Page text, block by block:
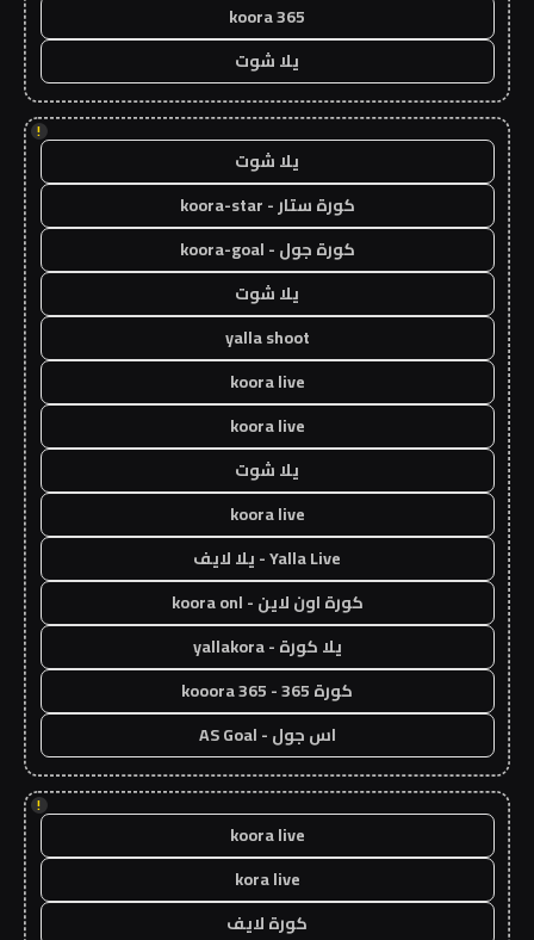
koora 365
يلا شوت
!
يلا شوت
كورة ستار - koora-star
كورة جول - koora-goal
يلا شوت
yalla shoot
koora live
koora live
يلا شوت
koora live
Yalla Live - يلا لايف
كورة اون لاين - koora onl
يلا كورة - yallakora
كورة 365 - kooora 365
اس جول - AS Goal
!
koora live
kora live
كورة لايف